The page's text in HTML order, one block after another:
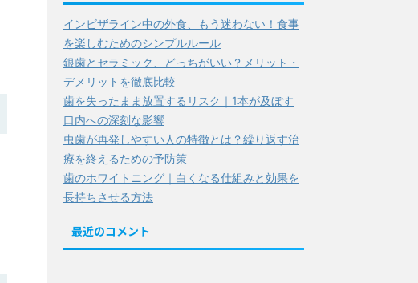
インビザライン中の外食、もう迷わない！食事
を楽しむためのシンプルルール
銀歯とセラミック、どっちがいい？メリット・
デメリットを徹底比較
歯を失ったまま放置するリスク｜1本が及ぼす
口内への深刻な影響
虫歯が再発しやすい人の特徴とは？繰り返す治
療を終えるための予防策
歯のホワイトニング｜白くなる仕組みと効果を
長持ちさせる方法
最近のコメント